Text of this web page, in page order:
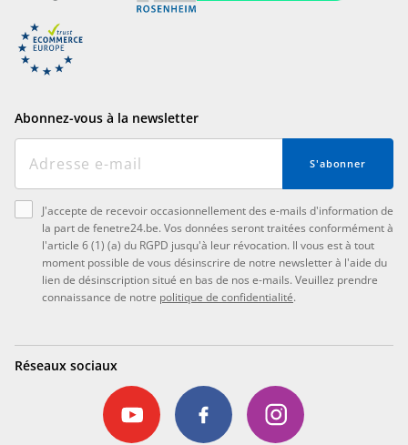
Abonnez-vous à la newsletter
S'abonner
J'accepte de recevoir occasionnellement des e-mails d'information de
la part de fenetre24.be. Vos données seront traitées conformément à
l'article 6 (1) (a) du RGPD jusqu'à leur révocation. Il vous est à tout
moment possible de vous désinscrire de notre newsletter à l'aide du
lien de désinscription situé en bas de nos e-mails. Veuillez prendre
connaissance de notre politique de confidentialité.
Réseaux sociaux